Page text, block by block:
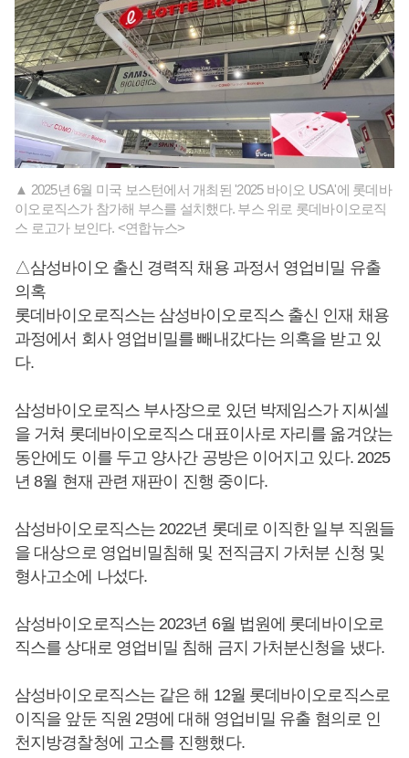
▲ 2025년 6월 미국 보스턴에서 개최된 '2025 바이오 USA'에 롯데바
이오로직스가 참가해 부스를 설치했다. 부스 위로 롯데바이오로직
스 로고가 보인다. <연합뉴스>
△삼성바이오 출신 경력직 채용 과정서 영업비밀 유출
의혹
롯데바이오로직스는 삼성바이오로직스 출신 인재 채용
과정에서 회사 영업비밀를 빼내갔다는 의혹을 받고 있
다.
삼성바이오로직스 부사장으로 있던 박제임스가 지씨셀
을 거쳐 롯데바이오로직스 대표이사로 자리를 옮겨앉는
동안에도 이를 두고 양사간 공방은 이어지고 있다. 2025
년 8월 현재 관련 재판이 진행 중이다.
삼성바이오로직스는 2022년 롯데로 이직한 일부 직원들
을 대상으로 영업비밀침해 및 전직금지 가처분 신청 및
형사고소에 나섰다.
삼성바이오로직스는 2023년 6월 법원에 롯데바이오로
직스를 상대로 영업비밀 침해 금지 가처분신청을 냈다.
삼성바이오로직스는 같은 해 12월 롯데바이오로직스로
이직을 앞둔 직원 2명에 대해 영업비밀 유출 혐의로 인
천지방경찰청에 고소를 진행했다.